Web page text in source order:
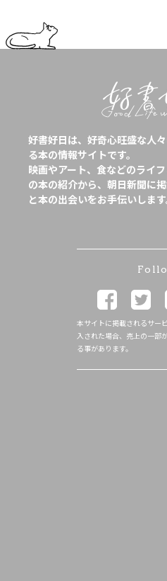
好書好日は、好奇心旺盛な人
る本の情報サイトです。
映画やアート、食などのライ
の本の紹介から、朝日新聞に
と本の出会いをお手伝いします
本サイトに掲載されるサー
入された場合、売上の一部
る事があります。